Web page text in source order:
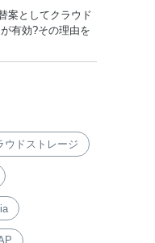
案としてクラウド
有効?その理由を
ウドストレージ